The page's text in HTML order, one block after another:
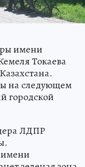
имени
Токаева
на следующем
городской
ЛДПР
имени